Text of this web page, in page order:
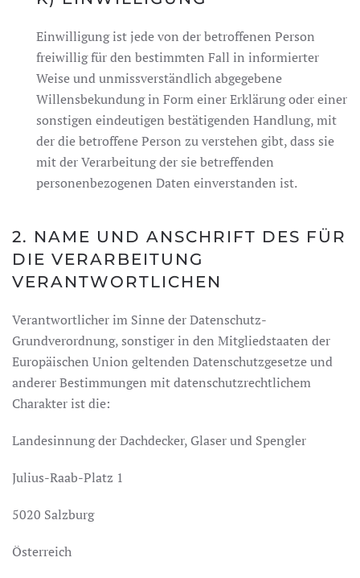
Einwilligung ist jede von der betroffenen Person
freiwillig für den bestimmten Fall in informierter
Weise und unmissverständlich abgegebene
Willensbekundung in Form einer Erklärung oder einer
sonstigen eindeutigen bestätigenden Handlung, mit
der die betroffene Person zu verstehen gibt, dass sie
mit der Verarbeitung der sie betreffenden
personenbezogenen Daten einverstanden ist.
2. NAME UND ANSCHRIFT DES FÜR
DIE VERARBEITUNG
VERANTWORTLICHEN
Verantwortlicher im Sinne der Datenschutz-
Grundverordnung, sonstiger in den Mitgliedstaaten der
Europäischen Union geltenden Datenschutzgesetze und
anderer Bestimmungen mit datenschutzrechtlichem
Charakter ist die:
Landesinnung der Dachdecker, Glaser und Spengler
Julius-Raab-Platz 1
5020 Salzburg
Österreich